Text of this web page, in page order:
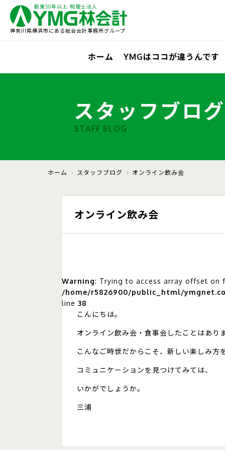
創業50年以上 税理士法人
神奈川県横浜市にある総合会計事務所グループ
ホーム YMGはココが違うんです
スタッフブログ
STAFF BLOG
ホーム スタッフブログ オンライン飲み会
オンライン飲み会
Warning: Trying to access array offset on
/home/r5826900/public_html/
line38
こんにちは。
オンライン飲み会・食事会したことはあり
こんなご時世だからこそ、新しい楽しみ方
コミュニケーションを見つけてみては、
いかがでしょうか。
三浦